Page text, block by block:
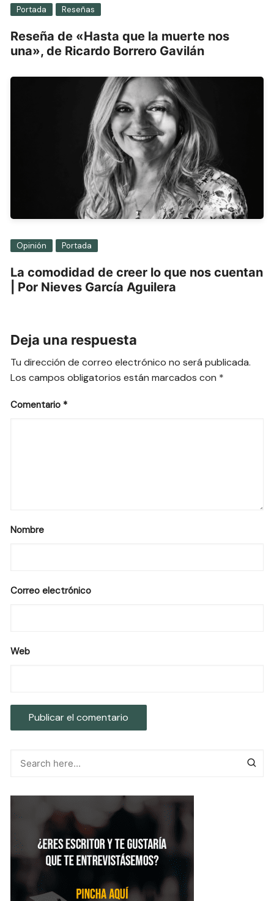
Portada Reseñas
Reseña de «Hasta que la muerte nos
una», de Ricardo Borrero Gavilán
Opinión Portada
La comodidad de creer lo que nos cuentan
| Por Nieves García Aguilera
Deja una respuesta
Tu dirección de correo electrónico no será publicada.
Los campos obligatorios están marcados con *
Comentario *
Nombre
Correo electrónico
Web